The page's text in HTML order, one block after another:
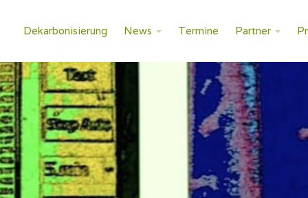
Dekarbonisierung News Termine Partner